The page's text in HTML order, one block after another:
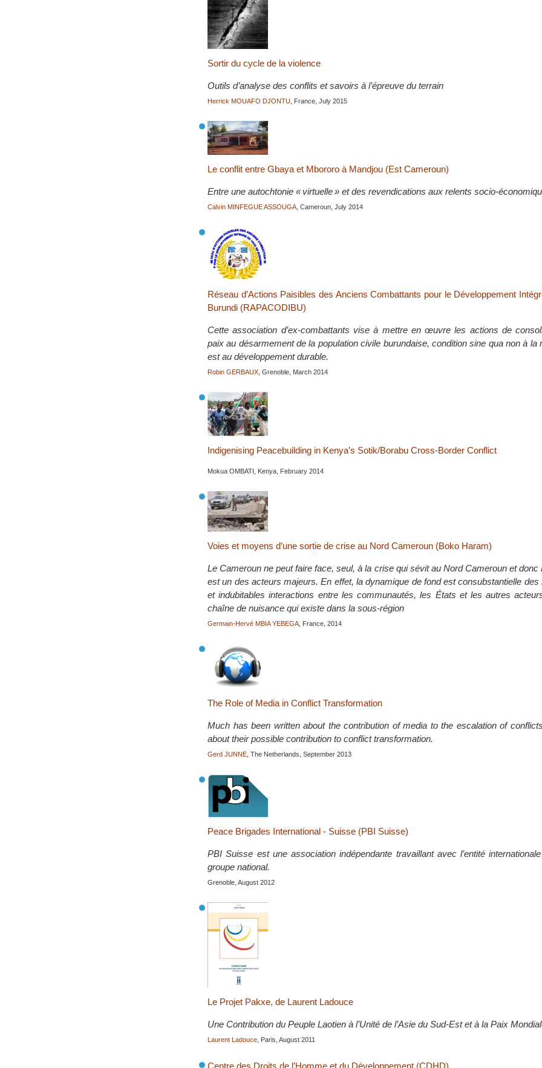
Sortir du cycle de la violence
Outils d’analyse des conflits et savoirs à l’épreuve du terrain
Herrick MOUAFO DJONTU , France, July 2015
Le conflit entre Gbaya et Mbororo à Mandjou (Est Cameroun)
Entre une autochtonie « virtuelle » et des revendications aux relents socio-
Calvin MINFEGUE ASSOUGA , Cameroun, July 2014
Réseau d’Actions Paisibles des Anciens Combattants pour le Développement
Burundi (RAPACODIBU)
Cette association d’ex-combattants vise à mettre en œuvre les actions de
paix au désarmement de la population civile burundaise, condition sine qua non à la
est au développement durable.
Robin GERBAUX , Grenoble, March 2014
Indigenising Peacebuilding in Kenya’s Sotik/Borabu Cross-Border Conflict
Mokua OMBATI, Kenya, February 2014
Voies et moyens d’une sortie de crise au Nord Cameroun (Boko Haram)
Le Cameroun ne peut faire face, seul, à la crise qui sévit au Nord Cameroun et donc
est un des acteurs majeurs. En effet, la dynamique de fond est consubstantielle
et indubitables interactions entre les communautés, les États et les autres
chaîne de nuisance qui existe dans la sous-région
Germain-Hervé MBIA YEBEGA , France, 2014
The Role of Media in Conflict Transformation
Much has been written about the contribution of media to the escalation of
about their possible contribution to conflict transformation.
Gerd JUNNE , The Netherlands, September 2013
Peace Brigades International - Suisse (PBI Suisse)
PBI Suisse est une association indépendante travaillant avec l’entité
groupe national.
Grenoble, August 2012
Le Projet Pakxe, de Laurent Ladouce
Une Contribution du Peuple Laotien à l’Unité de l’Asie du Sud-Est et à la Paix
Laurent Ladouce , Paris, August 2011
Centre des Droits de l’Homme et du Développement (CDHD)